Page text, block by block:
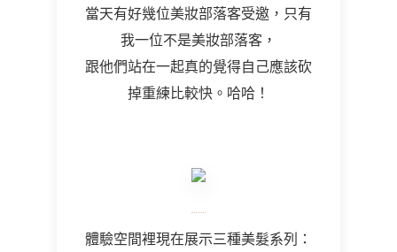
當天有好幾位美妝部落客受邀，只有
我一位不是美妝部落客，
跟他們站在一起真的覺得自己應該砍
掉重練比較快。哈哈！
體驗空間裡現在展示三種美髮系列：